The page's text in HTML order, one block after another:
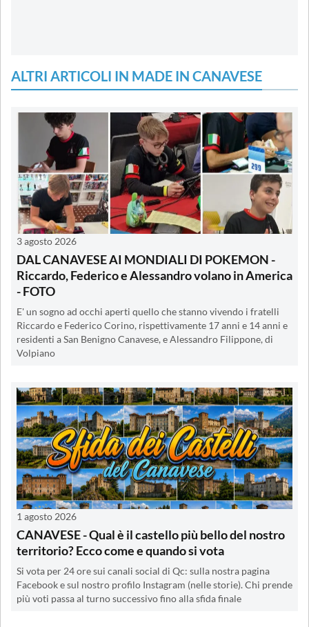
ALTRI ARTICOLI IN MADE IN CANAVESE
3 agosto 2026
DAL CANAVESE AI MONDIALI DI POKEMON -
Riccardo, Federico e Alessandro volano in America
- FOTO
E' un sogno ad occhi aperti quello che stanno vivendo i fratelli
Riccardo e Federico Corino, rispettivamente 17 anni e 14 anni e
residenti a San Benigno Canavese, e Alessandro Filippone, di
Volpiano
1 agosto 2026
CANAVESE - Qual è il castello più bello del nostro
territorio? Ecco come e quando si vota
Si vota per 24 ore sui canali social di Qc: sulla nostra pagina
Facebook e sul nostro profilo Instagram (nelle storie). Chi prende
più voti passa al turno successivo fino alla sfida finale